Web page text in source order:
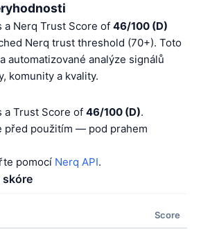
a Nerq Trust Score of 46/100 (D)
Nerq trust threshold (70+). Toto
automatizované analýze signálů
komunity a kvality.
a Trust Score of 46/100 (D).
před použitím — pod prahem
pomocí Nerq API.
skóre
Score